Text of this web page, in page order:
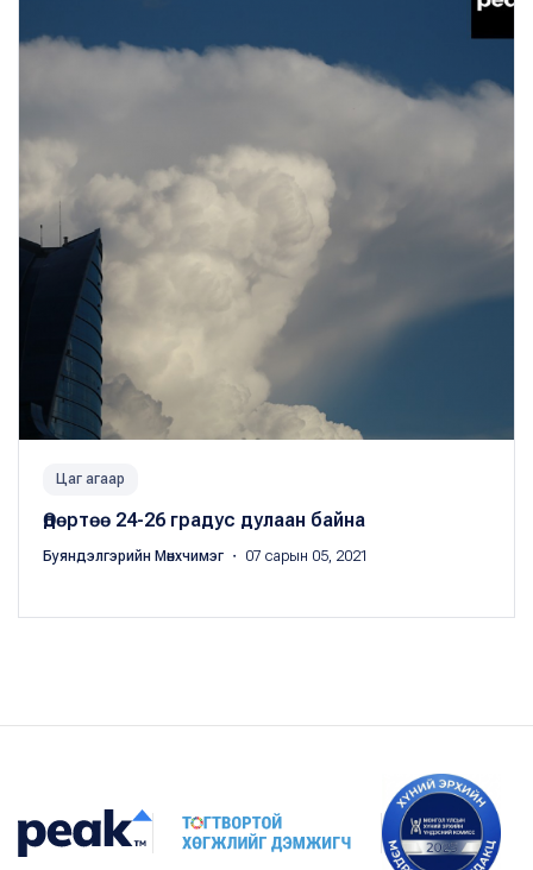
Цаг агаар
Өдөртөө 24-26 градус дулаан байна
Буяндэлгэрийн Мөнхчимэг ・ 07 сарын 05, 2021